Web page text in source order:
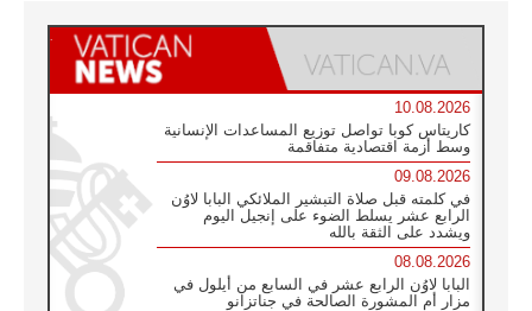
10.08.2026
كاريتاس كوبا تواصل توزيع المساعدات الإنسانية
وسط أزمة اقتصادية متفاقمة
09.08.2026
في كلمته قبل صلاة التبشير الملائكي البابا لاوُن
الرابع عشر يسلط الضوء على إنجيل اليوم
ويشدد على الثقة بالله
08.08.2026
البابا لاوُن الرابع عشر في السابع من أيلول في
مزار أم المشورة الصالحة في جناتزانو